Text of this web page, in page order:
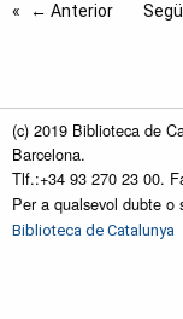
← Anterior
(c) 2019 Biblioteca de
Barcelona.
Tlf.:+34 93 270 23 00.
Per a qualsevol dubte o
Biblioteca de Catalunya